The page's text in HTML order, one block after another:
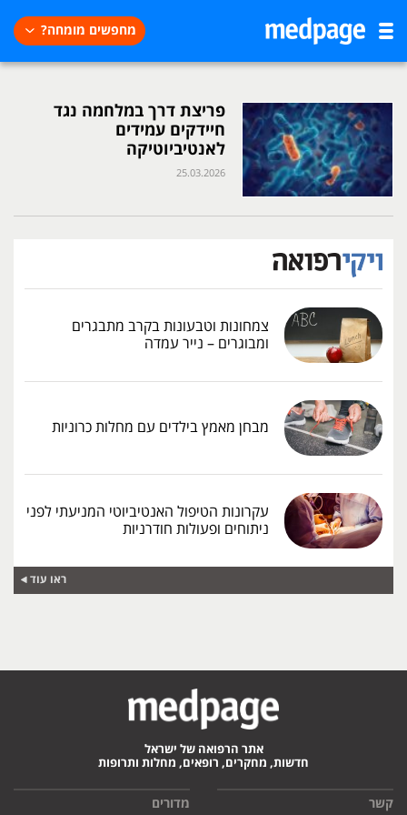
מחפשים מומחה?
פריצת דרך במלחמה נגד
חיידקים עמידים
לאנטיביוטיקה
25.03.2026
צמחונות וטבעונות בקרב מתבגרים
ומבוגרים – נייר עמדה
מבחן מאמץ בילדים עם מחלות כרוניות
עקרונות הטיפול האנטיביוטי המניעתי לפני
ניתוחים ופעולות חודרניות
ראו עוד
אתר הרפואה של ישראל
חדשות, מחקרים, רופאים, מחלות ותרופות
קשר מדורים